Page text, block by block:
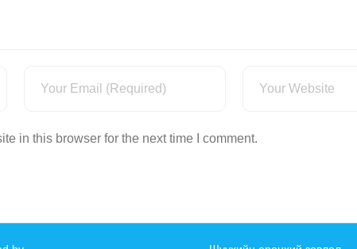
in this browser for the next time I comment.